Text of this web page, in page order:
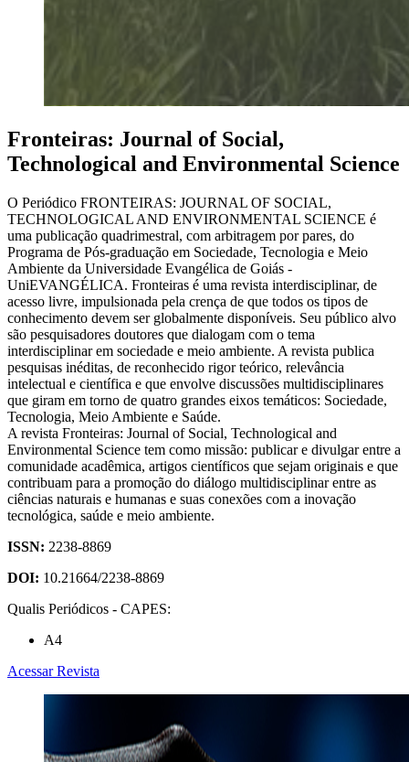
Fronteiras: Journal of Social,
Technological and Environmental Science
O Periódico FRONTEIRAS: JOURNAL OF SOCIAL,
TECHNOLOGICAL AND ENVIRONMENTAL SCIENCE é
uma publicação quadrimestral, com arbitragem por pares, do
Programa de Pós-graduação em Sociedade, Tecnologia e Meio
Ambiente da Universidade Evangélica de Goiás -
UniEVANGÉLICA. Fronteiras é uma revista interdisciplinar, de
acesso livre, impulsionada pela crença de que todos os tipos de
conhecimento devem ser globalmente disponíveis. Seu público alvo
são pesquisadores doutores que dialogam com o tema
interdisciplinar em sociedade e meio ambiente. A revista publica
pesquisas inéditas, de reconhecido rigor teórico, relevância
intelectual e científica e que envolve discussões multidisciplinares
que giram em torno de quatro grandes eixos temáticos: Sociedade,
Tecnologia, Meio Ambiente e Saúde.
A revista Fronteiras: Journal of Social, Technological and
Environmental Science tem como missão: publicar e divulgar entre a
comunidade acadêmica, artigos científicos que sejam originais e que
contribuam para a promoção do diálogo multidisciplinar entre as
ciências naturais e humanas e suas conexões com a inovação
tecnológica, saúde e meio ambiente.
ISSN: 2238-8869
DOI: 10.21664/2238-8869
Qualis Periódicos - CAPES:
A4
Acessar Revista